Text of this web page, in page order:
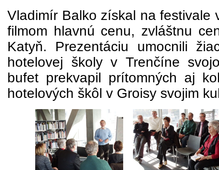
Vladimír Balko získal na festivale
filmom hlavnú cenu, zvláštnu
Katyň. Prezentáciu umocnili
hotelovej školy v Trenčíne
bufet prekvapil prítomných aj
hotelových škôl v Groisy svojim